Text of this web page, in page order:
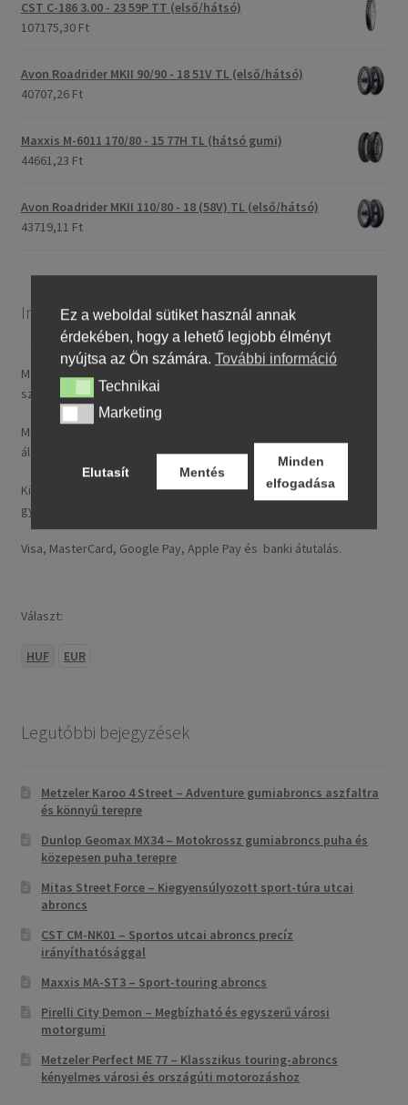
CST C-186 3.00 - 23 59P TT (első/hátsó)
107175,30 Ft
Avon Roadrider MKII 90/90 - 18 51V TL (első/hátsó)
40707,26 Ft
Maxxis M-6011 170/80 - 15 77H TL (hátsó gumi)
44661,23 Ft
Avon Roadrider MKII 110/80 - 18 (58V) TL (első/hátsó)
43719,11 Ft
Információ
Magyarországra általában 4–5 munkanapon belül szállítunk. A
szállítási díj rendelésenként 14,95 € / ~ 5737 HUF.
Minden nálunk feltüntetett ár tartalmazza a magyarországi
általános forgalmi adót (ÁFA).
Kizárólag új, folyó gyártásból származó, legfeljebb 24 hónapos
gyártású termékeket kínálunk.
Visa, MasterCard, Google Pay, Apple Pay és banki átutalás.
Választ:
HUF EUR
Legutóbbi bejegyzések
Metzeler Karoo 4 Street – Adventure gumiabroncs aszfaltra
és könnyű terepre
Dunlop Geomax MX34 – Motokrossz gumiabroncs puha és
közepesen puha terepre
Mitas Street Force – Kiegyensúlyozott sport-túra utcai
abroncs
CST CM-NK01 – Sportos utcai abroncs precíz
irányíthatósággal
Maxxis MA-ST3 – Sport-touring abroncs
Pirelli City Demon – Megbízható és egyszerű városi
motorgumi
Metzeler Perfect ME 77 – Klasszikus touring-abroncs
kényelmes városi és országúti motorozáshoz
Ez a weboldal sütiket használ annak
érdekében, hogy a lehető legjobb élményt
nyújtsa az Ön számára. További információ
TechnikaiTechnikai
MarketingMarketing
Elutasít Mentés
Minden
elfogadása